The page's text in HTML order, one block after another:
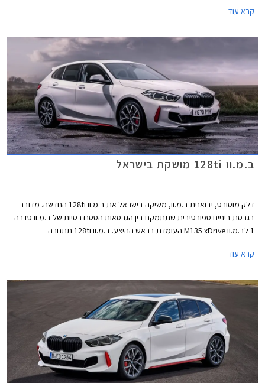
כעת בלעדית לדגמים החשמליים של החברה.
קרא עוד
ב.מ.וו 128ti מושקת בישראל
דלק מוטורס, יבואנית ב.מ.וו, משיקה בישראל את ב.מ.וו 128ti החדשה. מדובר
בגרסת ביניים ספורטיבית שתתמקם בין הגרסאות הסטנדרטיות של ב.מ.וו סדרה
1 לב.מ.וו M135 xDrive העומדת בראש ההיצע. ב.מ.וו 128ti תתחרה
קרא עוד